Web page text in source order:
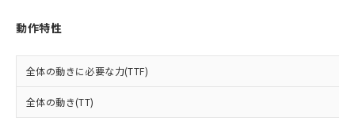
動作特性
全体の動きに必要な力(TTF)
全体の動き(TT)
引・商談に必要な範囲で利用すること
をご了承ください。
※当社の共同利用者とは、
の共同利用に関して"
の「1.共同利
とができます。
51物質の非含有証明書（当社基準）